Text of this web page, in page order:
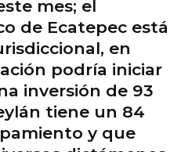
mes; el
de Ecatepec está
en
podría iniciar
inversión de 93
tiene un 84
y que